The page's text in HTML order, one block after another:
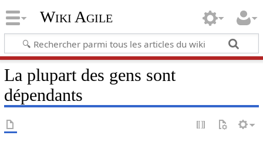
Wiki Agile
La plupart des gens sont
dépendants